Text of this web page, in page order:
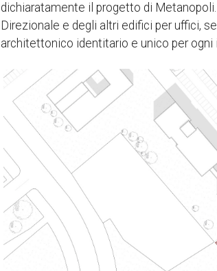
dichiaratamente il progetto di
Direzionale e degli altri edifici per uffici,
architettonico identitario e unico per ogni